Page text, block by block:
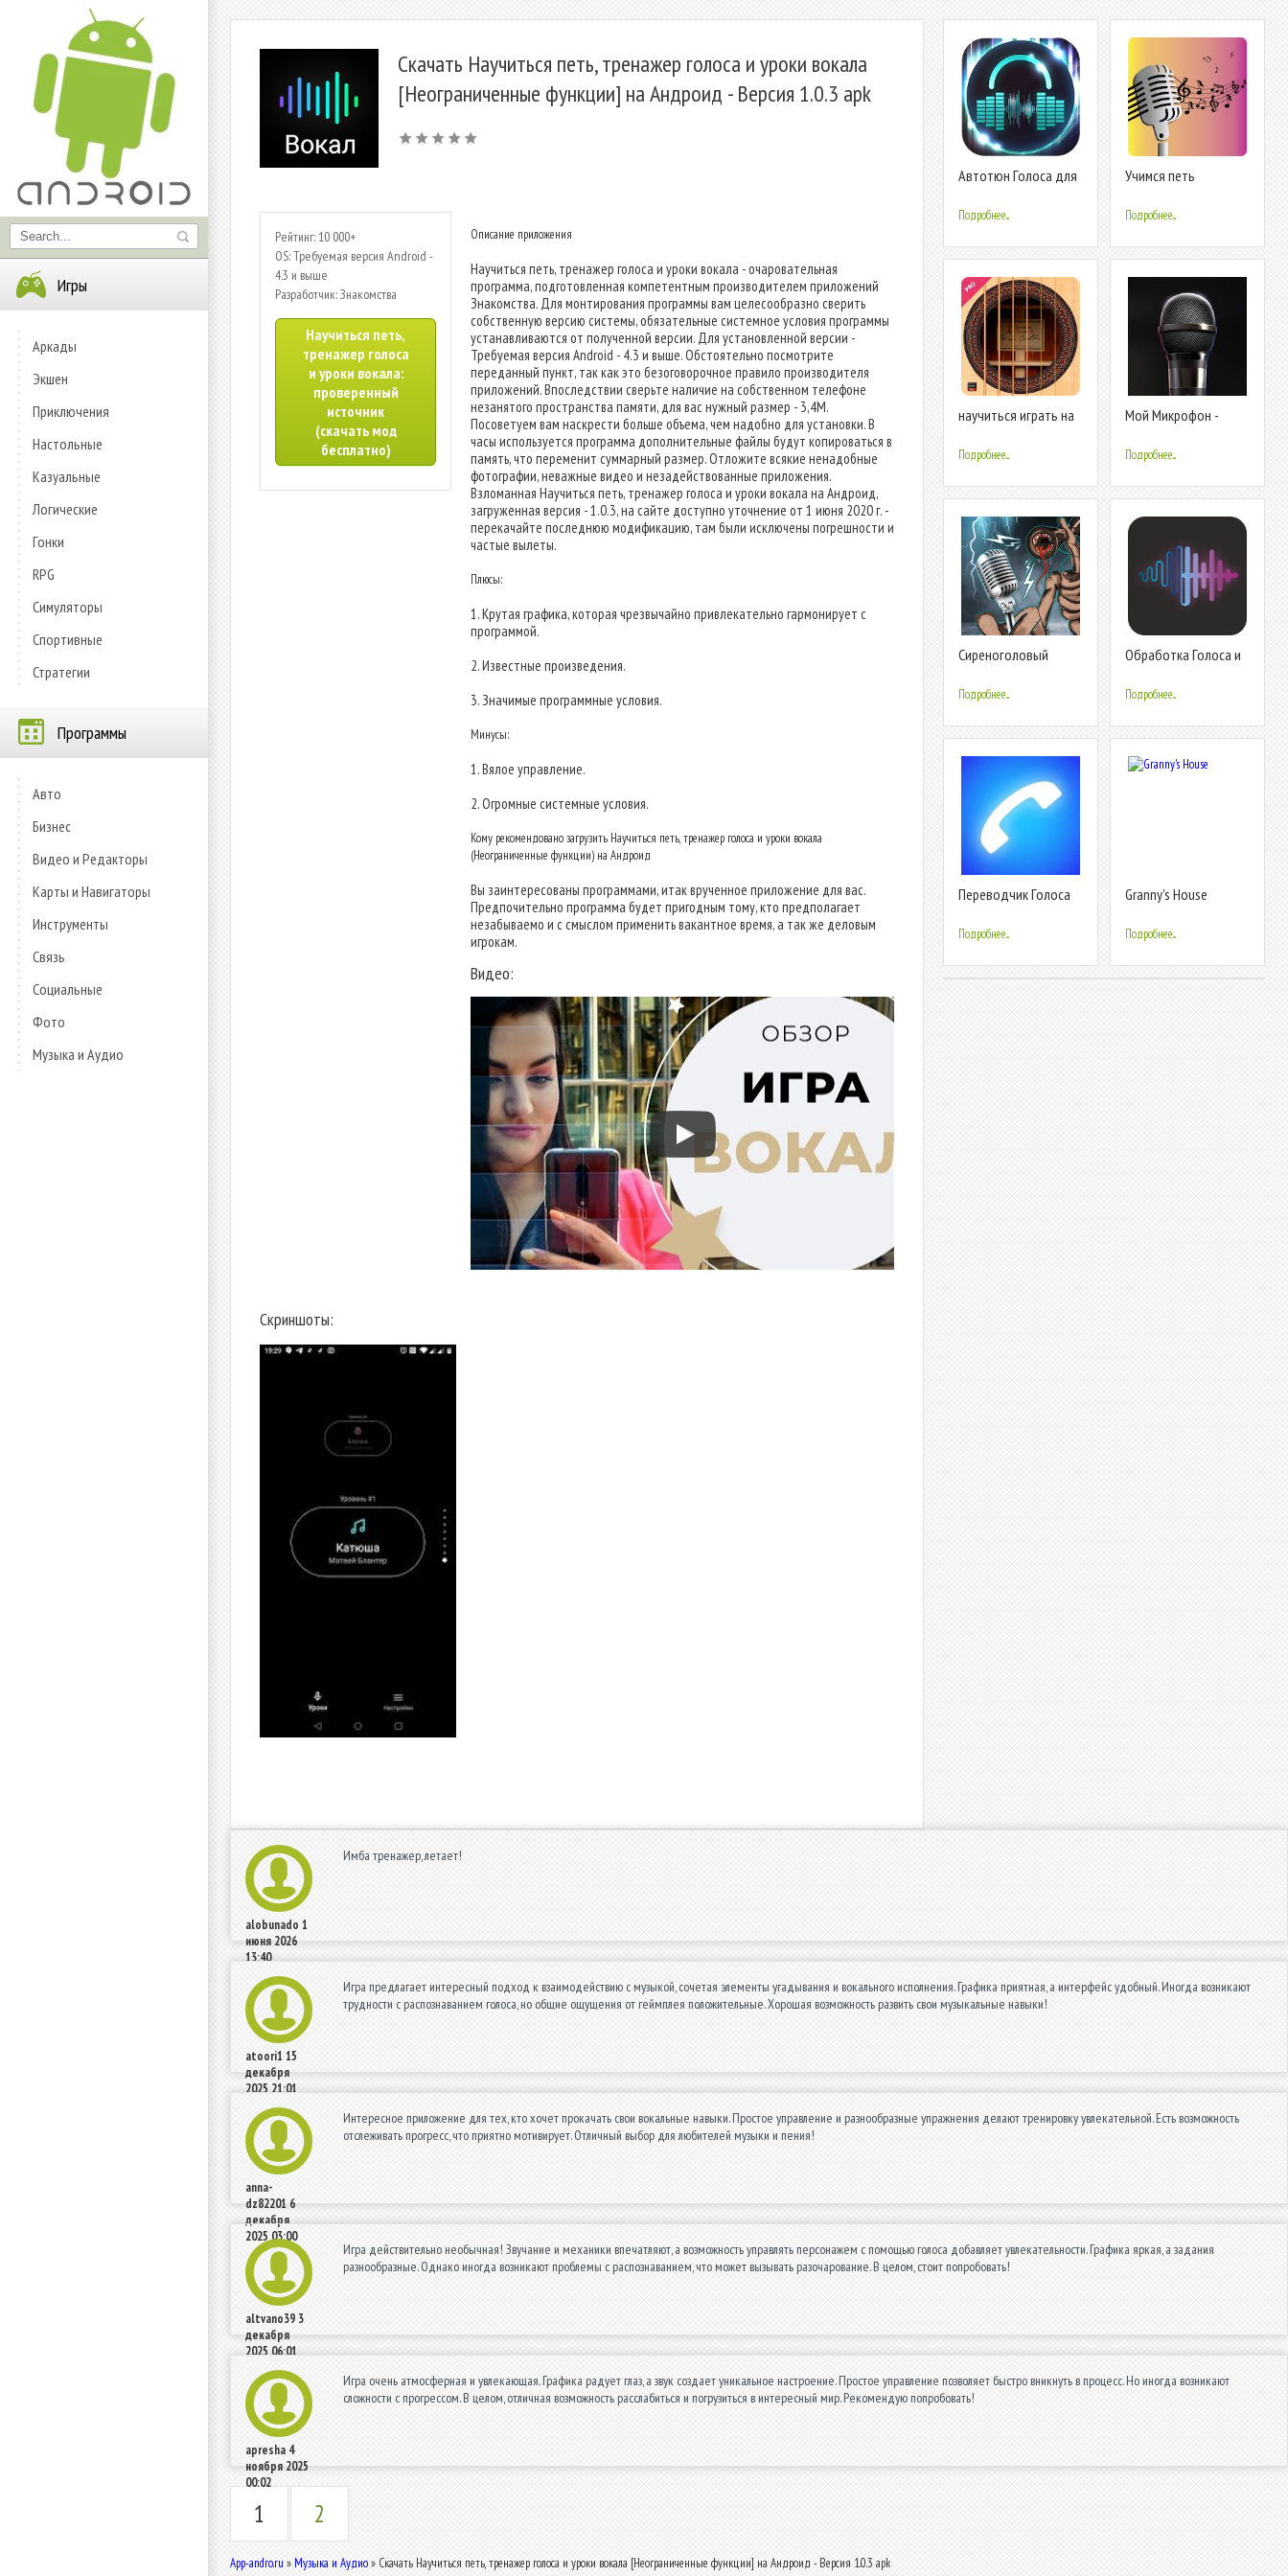
Игры
Аркады
Экшен
Приключения
Настольные
Казуальные
Логические
Гонки
RPG
Симуляторы
Спортивные
Стратегии
Программы
Авто
Бизнес
Видео и Редакторы
Карты и Навигаторы
Инструменты
Связь
Социальные
Фото
Музыка и Аудио
Скачать Научиться петь, тренажер голоса и уроки вокала
[Неограниченные функции] на Андроид - Версия 1.0.3 apk
Рейтинг: 10 000+
OS: Требуемая версия Android -
4.3 и выше
Разработчик: Знакомства
Научиться петь,
тренажер голоса
и уроки вокала:
проверенный
источник
(скачать мод
бесплатно)
Описание приложения
Научиться петь, тренажер голоса и уроки вокала - очаровательная
программа, подготовленная компетентным производителем приложений
Знакомства. Для монтирования программы вам целесообразно сверить
собственную версию системы, обязательные системное условия программы
устанавливаются от полученной версии. Для установленной версии -
Требуемая версия Android - 4.3 и выше. Обстоятельно посмотрите
переданный пункт, так как это безоговорочное правило производителя
приложений. Впоследствии сверьте наличие на собственном телефоне
незанятого пространства памяти, для вас нужный размер - 3,4M.
Посоветуем вам наскрести больше объема, чем надобно для установки. В
часы используется программа дополнительные файлы будут копироваться в
память, что переменит суммарный размер. Отложите всякие ненадобные
фотографии, неважные видео и незадействованные приложения.
Взломанная Научиться петь, тренажер голоса и уроки вокала на Андроид,
загруженная версия - 1.0.3, на сайте доступно уточнение от 1 июня 2020 г. -
перекачайте последнюю модификацию, там были исключены погрешности и
частые вылеты.
Плюсы:
1. Крутая графика, которая чрезвычайно привлекательно гармонирует с
программой.
2. Известные произведения.
3. Значимые программные условия.
Минусы:
1. Вялое управление.
2. Огромные системные условия.
Кому рекомендовано загрузить Научиться петь, тренажер голоса и уроки вокала
(Неограниченные функции) на Андроид
Вы заинтересованы программами, итак врученное приложение для вас.
Предпочительно программа будет пригодным тому, кто предполагает
незабываемо и с смыслом применить вакантное время, а так же деловым
игрокам.
Видео:
Скриншоты:
Автотюн Голоса для
Подробнее...
Учимся петь
Подробнее...
научиться играть на
Подробнее...
Мой Микрофон -
Подробнее...
Сиреноголовый
Подробнее...
Обработка Голоса и
18+ Эффектов
Подробнее...
Переводчик Голоса
Звонках
Подробнее...
Granny's House
Подробнее...
alobunado 1
июня 2026
13:40
Имба тренажер, летает!
atoori1 15
декабря
2025 21:01
Игра предлагает интересный подход к взаимодействию с музыкой, сочетая элементы угадывания и вокального исполнения. Графика приятная, а интерфейс удобный. Иногда возникают
трудности с распознаванием голоса, но общие ощущения от геймплея положительные. Хорошая возможность развить свои музыкальные навыки!
anna-
dz82201 6
декабря
2025 03:00
Интересное приложение для тех, кто хочет прокачать свои вокальные навыки. Простое управление и разнообразные упражнения делают тренировку увлекательной. Есть возможность
отслеживать прогресс, что приятно мотивирует. Отличный выбор для любителей музыки и пения!
altvano39 3
декабря
2025 06:01
Игра действительно необычная! Звучание и механики впечатляют, а возможность управлять персонажем с помощью голоса добавляет увлекательности. Графика яркая, а задания
разнообразные. Однако иногда возникают проблемы с распознаванием, что может вызывать разочарование. В целом, стоит попробовать!
apresha 4
ноября 2025
00:02
Игра очень атмосферная и увлекающая. Графика радует глаз, а звук создает уникальное настроение. Простое управление позволяет быстро вникнуть в процесс. Но иногда возникают
сложности с прогрессом. В целом, отличная возможность расслабиться и погрузиться в интересный мир. Рекомендую попробовать!
1 2
App-andro.ru » Музыка и Аудио» Скачать Научиться петь, тренажер голоса и уроки вокала [Неограниченные функции] на Андроид - Версия 1.0.3 apk